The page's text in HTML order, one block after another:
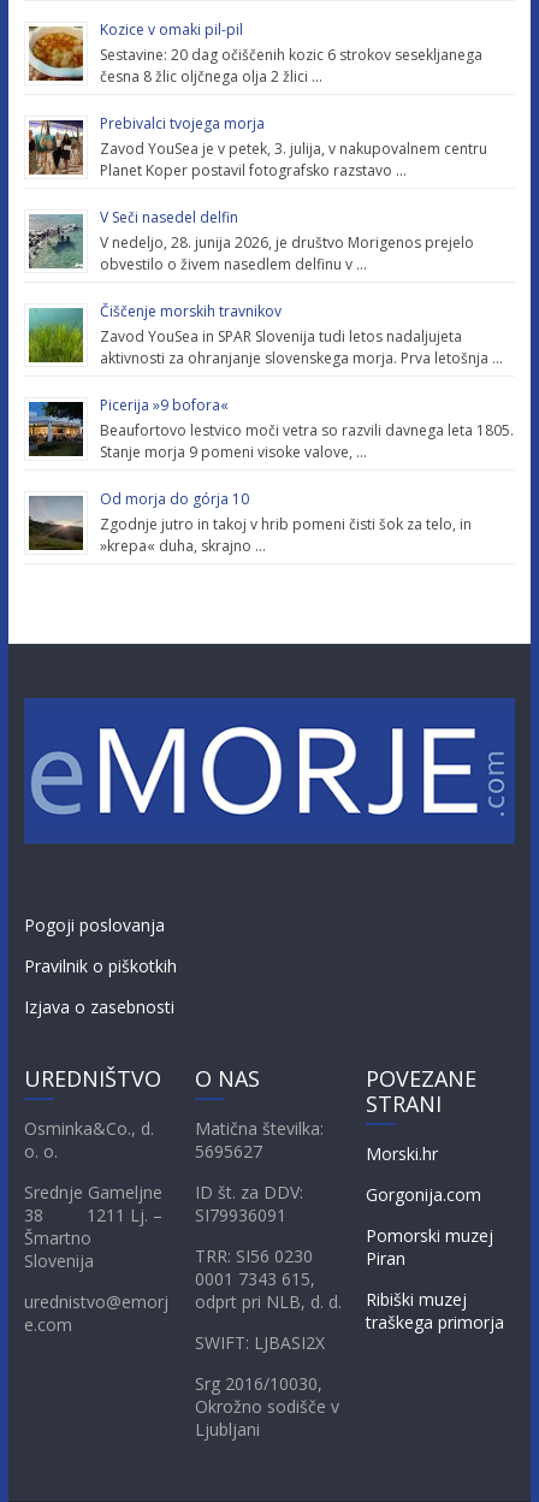
Kozice v omaki pil-pil
Sestavine: 20 dag očiščenih kozic 6 strokov sesekljanega
česna 8 žlic oljčnega olja 2 žlici …
Prebivalci tvojega morja
Zavod YouSea je v petek, 3. julija, v nakupovalnem centru
Planet Koper postavil fotografsko razstavo …
V Seči nasedel delfin
V nedeljo, 28. junija 2026, je društvo Morigenos prejelo
obvestilo o živem nasedlem delfinu v …
Čiščenje morskih travnikov
Zavod YouSea in SPAR Slovenija tudi letos nadaljujeta
aktivnosti za ohranjanje slovenskega morja. Prva letošnja …
Picerija »9 bofora«
Beaufortovo lestvico moči vetra so razvili davnega leta 1805.
Stanje morja 9 pomeni visoke valove, …
Od morja do górja 10
Zgodnje jutro in takoj v hrib pomeni čisti šok za telo, in
»krepa« duha, skrajno …
Pogoji poslovanja
Pravilnik o piškotkih
Izjava o zasebnosti
UREDNIŠTVO
Osminka&Co., d.
o. o.
Srednje Gameljne
38 1211 Lj. –
Šmartno
Slovenija
urednistvo@emorj
e.com
O NAS
Matična številka:
5695627
ID št. za DDV:
SI79936091
TRR: SI56 0230
0001 7343 615,
odprt pri NLB, d. d.
SWIFT: LJBASI2X
Srg 2016/10030,
Okrožno sodišče v
Ljubljani
POVEZANE
STRANI
Morski.hr
Gorgonija.com
Pomorski muzej
Piran
Ribiški muzej
traškega primorja